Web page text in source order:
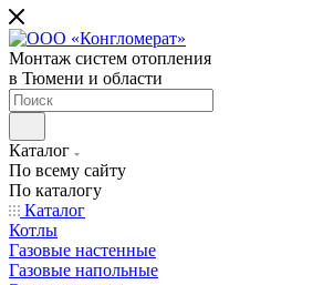
Монтаж систем отопления
в Тюмени и области
Каталог
По всему сайту
По каталогу
Каталог
Котлы
Газовые настенные
Газовые напольные